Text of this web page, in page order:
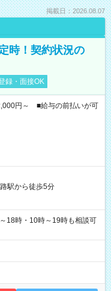
掲載日：2026.08.07
時！契約状況の
録・面接OK
円～ ■給与の前払いが可
駅から徒歩5分
時・10時～19時も相談可